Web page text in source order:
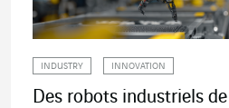
INDUSTRY INNOVATION
Des robots industriels